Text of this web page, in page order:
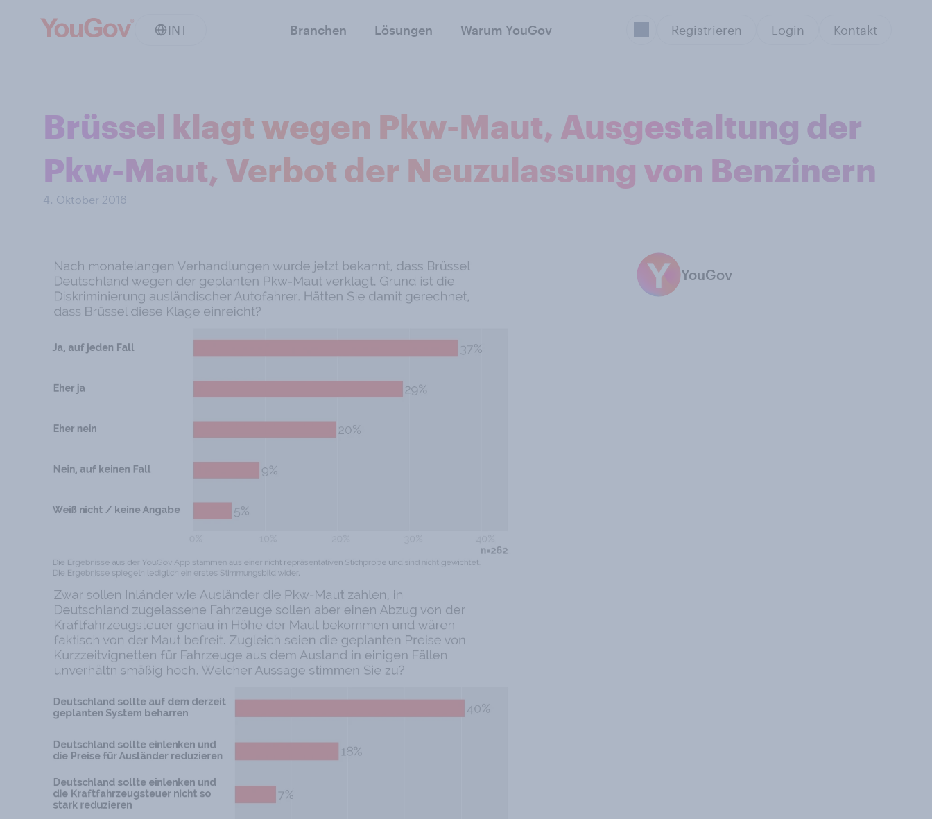
INT Branchen Lösungen Warum YouGov Registrieren Login Kontakt
Brüssel klagt wegen Pkw-Maut, Ausgestaltung der
Pkw-Maut, Verbot der Neuzulassung von Benzinern
4. Oktober 2016
YouGov